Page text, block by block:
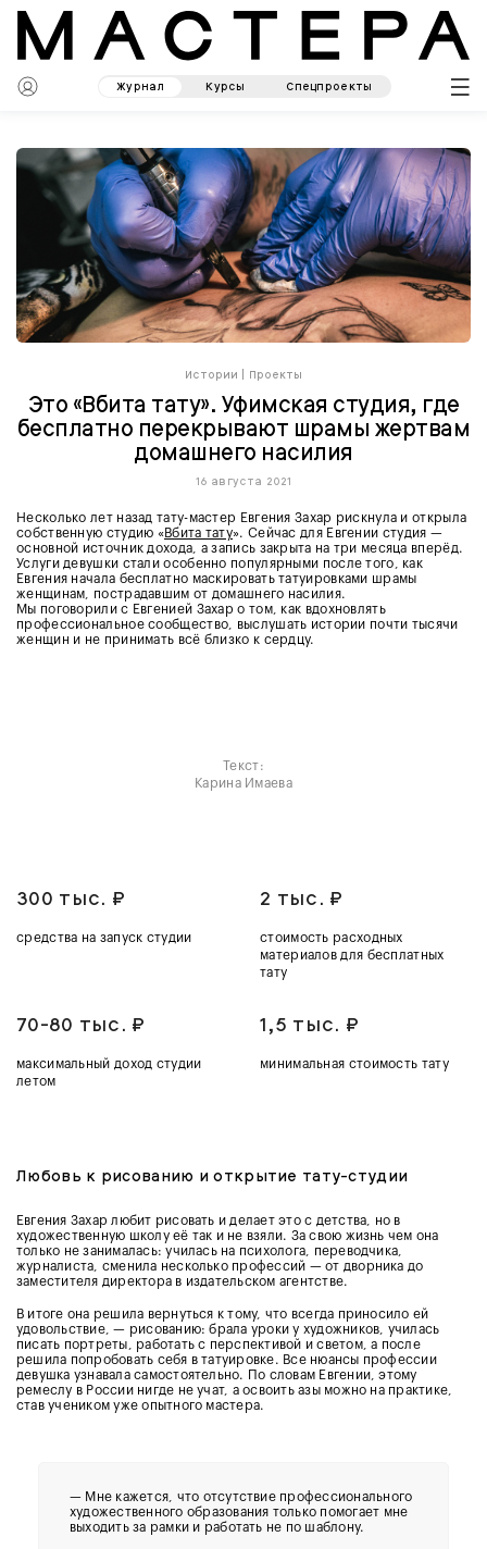
Журнал Курсы Спецпроекты
Истории Проекты
Это «Вбита тату». Уфимская студия, где
бесплатно перекрывают шрамы жертвам
домашнего насилия
16 августа 2021
Несколько лет назад тату-мастер Евгения Захар рискнула и открыла
собственную студию «Вбита тату». Сейчас для Евгении студия —
основной источник дохода, а запись закрыта на три месяца вперёд.
Услуги девушки стали особенно популярными после того, как
Евгения начала бесплатно маскировать татуировками шрамы
женщинам, пострадавшим от домашнего насилия.
Мы поговорили с Евгенией Захар о том, как вдохновлять
профессиональное сообщество, выслушать истории почти тысячи
женщин и не принимать всё близко к сердцу.
Текст:
Карина Имаева
300 тыс. ₽
средства на запуск студии
2 тыс. ₽
стоимость расходных
материалов для бесплатных
тату
70-80 тыс. ₽
максимальный доход студии
летом
1,5 тыс. ₽
минимальная стоимость тату
Любовь к рисованию и открытие тату-студии
Евгения Захар любит рисовать и делает это с детства, но в
художественную школу её так и не взяли. За свою жизнь чем она
только не занималась: училась на психолога, переводчика,
журналиста, сменила несколько профессий — от дворника до
заместителя директора в издательском агентстве.
В итоге она решила вернуться к тому, что всегда приносило ей
удовольствие, — рисованию: брала уроки у художников, училась
писать портреты, работать с перспективой и светом, а после
решила попробовать себя в татуировке. Все нюансы профессии
девушка узнавала самостоятельно. По словам Евгении, этому
ремеслу в России нигде не учат, а освоить азы можно на практике,
став учеником уже опытного мастера.
— Мне кажется, что отсутствие профессионального
художественного образования только помогает мне
выходить за рамки и работать не по шаблону.